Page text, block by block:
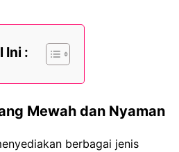
Ini :
Mewah dan Nyaman
berbagai jenis